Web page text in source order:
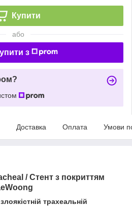
Купити
або
з
Доставка Оплата Умови
/ Стент з покриттям
трахеальній